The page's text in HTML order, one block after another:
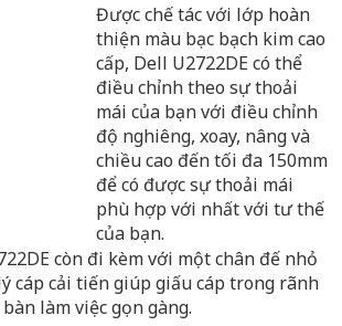
Được chế tác với lớp hoàn
thiện màu bạc bạch kim cao
cấp, Dell U2722DE có thể
điều chỉnh theo sự thoải
mái của bạn với điều chỉnh
độ nghiêng, xoay, nâng và
chiều cao đến tối đa 150mm
để có được sự thoải mái
phù hợp với nhất với tư thế
của bạn.
còn đi kèm với một chân đế nhỏ
cáp cải tiến giúp giấu cáp trong rãnh
làm việc gọn gàng.